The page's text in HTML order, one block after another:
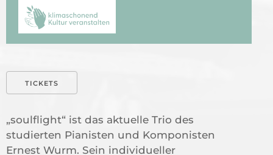
TICKETS
„soulflight“ ist das aktuelle Trio des
studierten Pianisten und Komponisten
Ernest Wurm. Sein individueller